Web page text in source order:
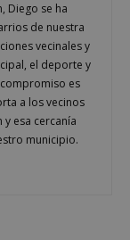
Diego se ha
de nuestra
vecinales y
el deporte y
es
a los vecinos
esa cercanía
municipio.